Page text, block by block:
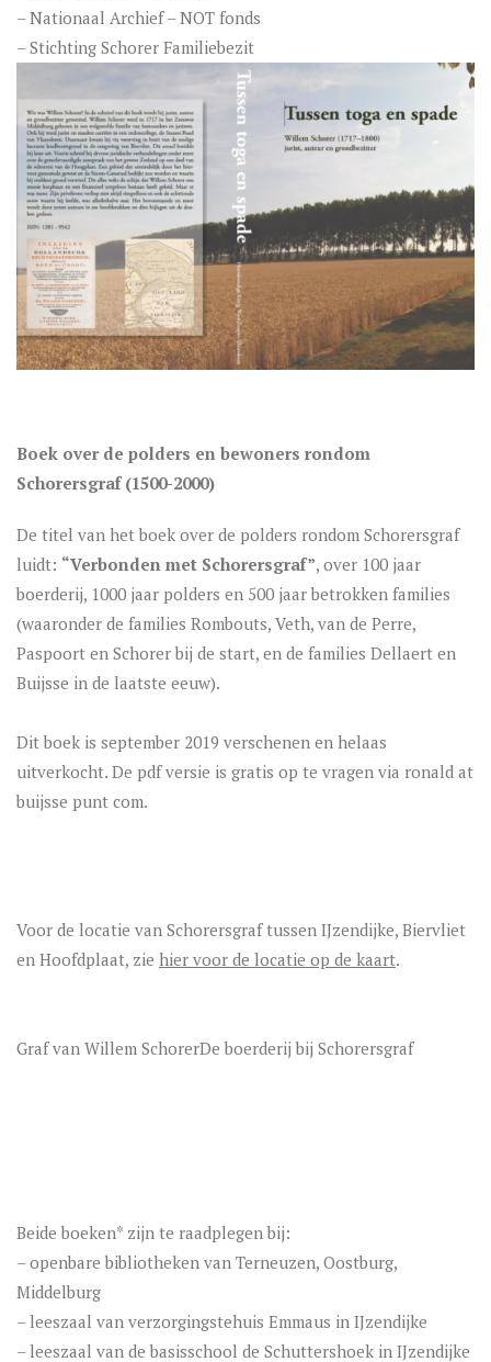
– Nationaal Archief – NOT fonds
– Stichting Schorer Familiebezit
Boek over de polders en bewoners rondom
Schorersgraf (1500-2000)
De titel van het boek over de polders rondom Schorersgraf
luidt: “Verbonden met Schorersgraf”, over 100 jaar
boerderij, 1000 jaar polders en 500 jaar betrokken families
(waaronder de families Rombouts, Veth, van de Perre,
Paspoort en Schorer bij de start, en de families Dellaert en
Buijsse in de laatste eeuw).
Dit boek is september 2019 verschenen en helaas
uitverkocht. De pdf versie is gratis op te vragen via ronald at
buijsse punt com.
Voor de locatie van Schorersgraf tussen IJzendijke, Biervliet
en Hoofdplaat, zie hier voor de locatie op de kaart.
Graf van Willem SchorerDe boerderij bij Schorersgraf
Beide boeken* zijn te raadplegen bij:
– openbare bibliotheken van Terneuzen, Oostburg,
Middelburg
– leeszaal van verzorgingstehuis Emmaus in IJzendijke
– leeszaal van de basisschool de Schuttershoek in IJzendijke